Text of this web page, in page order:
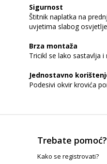
Sigurnost
Štitnik naplatka na
uvjetima slabog
Brza montaža
Tricikl se lako sastavlja
Jednostavno
Podesivi okvir krovića
Trebate pomoć?
Kako se registrovati?